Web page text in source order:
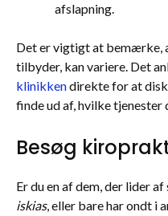
afslapning.
Det er vigtigt at bemærke,
tilbyder, kan variere. Det
klinikkendirekte for at
finde ud af, hvilke tjenester
Besøg
Er du en af dem, der lider
iskias, eller bare har ondt i